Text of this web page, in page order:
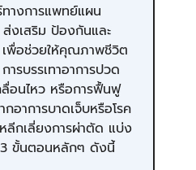
ทางการแพทย์แผน
งเสริม ป้องกันและ
พื่อช่วยให้คุณภาพชีวิต
ารบรรเทาอาการปวด
ลื่อนไหว หรือการฟื้นฟู
อาการบาดเจ็บหรือโรค
ลีกเลี่ยงการผ่าตัด แบ่ง
ขั้นตอนหลักๆ ดังนี้